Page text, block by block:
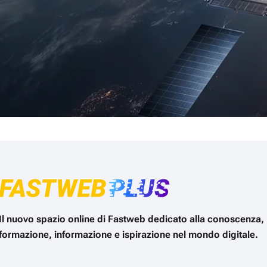
nuovo spazio online di Fastweb dedicato alla conoscenza,
informazione e ispirazione nel mondo digitale.